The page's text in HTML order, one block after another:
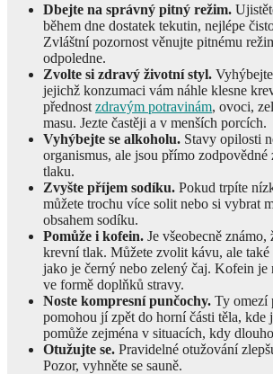
Dbejte na správný pitný režim.
během dne dostatek tekutin, nejlépe
Zvláštní pozornost věnujte pitnému
odpoledne.
Zvolte si zdravý životní styl.
jejichž konzumaci vám náhle klesne
přednost zdravým potravinám, ovoci,
masu. Jezte častěji a v menších porcích.
Vyhýbejte se alkoholu. Stavy opilosti
organismus, ale jsou přímo
tlaku.
Zvyšte příjem sodíku. Pokud trpíte
můžete trochu více solit nebo si vybrat
obsahem sodíku.
Pomůže i kofein. Je všeobecně
krevní tlak. Můžete zvolit kávu, ale také
jako je černý nebo zelený čaj. Kofein je
ve formě doplňků stravy.
Noste kompresní punčochy. Ty omezí
pomohou jí zpět do horní části těla, kde
pomůže zejména v situacích, kdy
Otužujte se. Pravidelné otužování
Pozor, vyhněte se sauně.